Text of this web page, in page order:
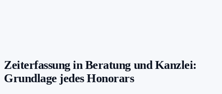
Zeiterfassung in Beratung und Kanzlei:
Grundlage jedes Honorars